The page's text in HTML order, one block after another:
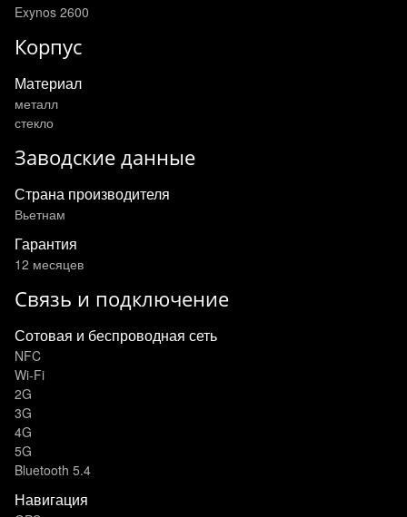
Exynos 2600
Корпус
Материал
металл
стекло
Заводские данные
Страна производителя
Вьетнам
Гарантия
12 месяцев
Связь и подключение
Сотовая и беспроводная сеть
NFC
Wi-Fi
2G
3G
4G
5G
Bluetooth 5.4
Навигация